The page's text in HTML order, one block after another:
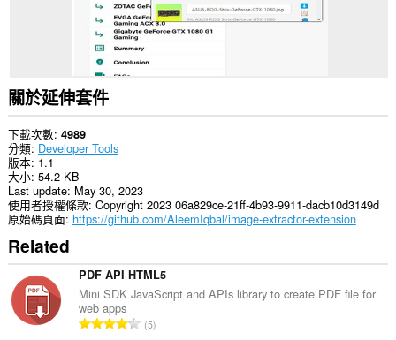
關於延伸套件
下載次數 4989
分類 Developer Tools
版本 1.1
大小 54.2 KB
Last update May 30, 2023
使用者授權條款 Copyright 2023 06a829ce-21ff-4b93-9911-dacb10d3149d
原始碼頁面 https://github.com/AleemIqbal/image-extractor-extension
Related
PDF API HTML5
Mini SDK JavaScript and APIs library to create PDF file for
web apps
評
5